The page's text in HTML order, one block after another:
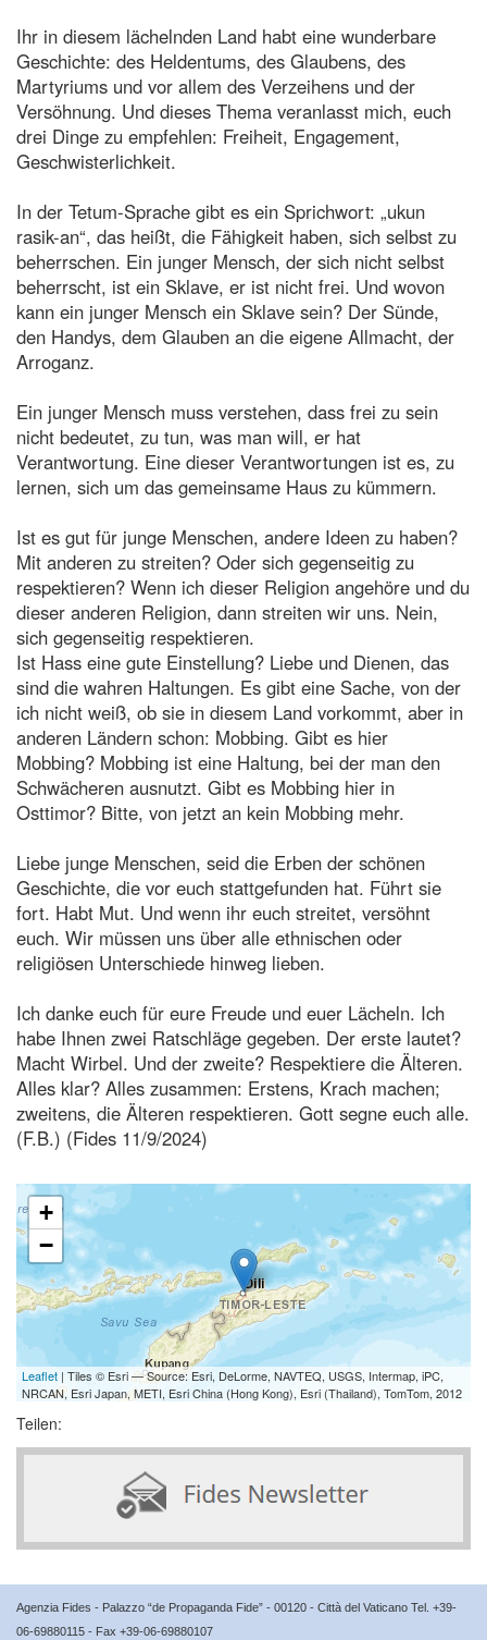
Ihr in diesem lächelnden Land habt eine wunderbare
Geschichte: des Heldentums, des Glaubens, des
Martyriums und vor allem des Verzeihens und der
Versöhnung. Und dieses Thema veranlasst mich, euch
drei Dinge zu empfehlen: Freiheit, Engagement,
Geschwisterlichkeit.
In der Tetum-Sprache gibt es ein Sprichwort: „ukun
rasik-an“, das heißt, die Fähigkeit haben, sich selbst zu
beherrschen. Ein junger Mensch, der sich nicht selbst
beherrscht, ist ein Sklave, er ist nicht frei. Und wovon
kann ein junger Mensch ein Sklave sein? Der Sünde,
den Handys, dem Glauben an die eigene Allmacht, der
Arroganz.
Ein junger Mensch muss verstehen, dass frei zu sein
nicht bedeutet, zu tun, was man will, er hat
Verantwortung. Eine dieser Verantwortungen ist es, zu
lernen, sich um das gemeinsame Haus zu kümmern.
Ist es gut für junge Menschen, andere Ideen zu haben?
Mit anderen zu streiten? Oder sich gegenseitig zu
respektieren? Wenn ich dieser Religion angehöre und du
dieser anderen Religion, dann streiten wir uns. Nein,
sich gegenseitig respektieren.
Ist Hass eine gute Einstellung? Liebe und Dienen, das
sind die wahren Haltungen. Es gibt eine Sache, von der
ich nicht weiß, ob sie in diesem Land vorkommt, aber in
anderen Ländern schon: Mobbing. Gibt es hier
Mobbing? Mobbing ist eine Haltung, bei der man den
Schwächeren ausnutzt. Gibt es Mobbing hier in
Osttimor? Bitte, von jetzt an kein Mobbing mehr.
Liebe junge Menschen, seid die Erben der schönen
Geschichte, die vor euch stattgefunden hat. Führt sie
fort. Habt Mut. Und wenn ihr euch streitet, versöhnt
euch. Wir müssen uns über alle ethnischen oder
religiösen Unterschiede hinweg lieben.
Ich danke euch für eure Freude und euer Lächeln. Ich
habe Ihnen zwei Ratschläge gegeben. Der erste lautet?
Macht Wirbel. Und der zweite? Respektiere die Älteren.
Alles klar? Alles zusammen: Erstens, Krach machen;
zweitens, die Älteren respektieren. Gott segne euch alle.
(F.B.) (Fides 11/9/2024)
+
−
Leaflet | Tiles © Esri — Source: Esri, DeLorme, NAVTEQ, USGS, Intermap, iPC,
NRCAN, Esri Japan, METI, Esri China (Hong Kong), Esri (Thailand), TomTom, 2012
Teilen:
Agenzia Fides - Palazzo “de Propaganda Fide” - 00120 - Città del Vaticano Tel. +39-
06-69880115 - Fax +39-06-69880107